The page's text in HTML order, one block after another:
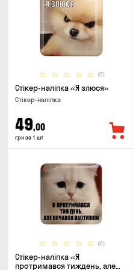
(0)
Стікер-наліпка «Я злюся»
Стікер-наліпка
49,00
грн за 1 шт
(0)
Стікер-наліпка «Я
протримався тиждень, але